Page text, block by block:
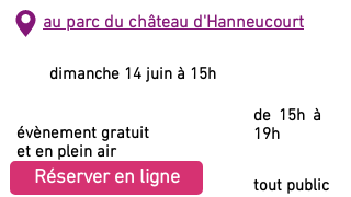
au parc du château d'Hanneucourt
dimanche 14 juin à 15h
de 15h à
19h
évènement gratuit
et en plein air
Réserver en ligne tout public